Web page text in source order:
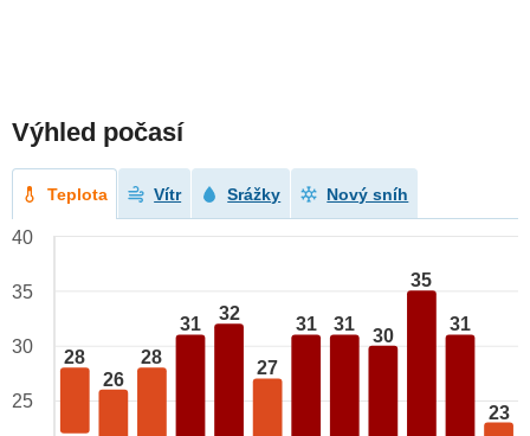
Výhled počasí
Teplota Vítr Srážky Nový sníh
28
26
28
31
32
27
31 31
30
35
31
23
40
35
30
25